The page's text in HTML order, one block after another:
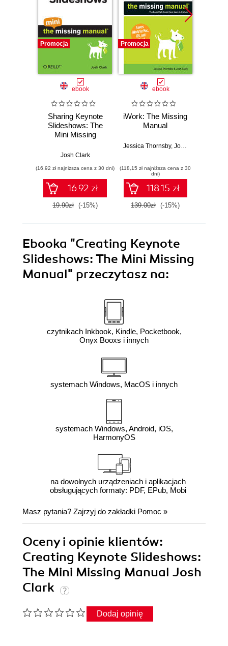
Promocja
ebook
Sharing Keynote
Slideshows: The
Mini Missing
Josh Clark
(16,92 zł najniższa cena z 30 dni)
16.92 zł
19.90zł (-15%)
Promocja
ebook
iWork: The Missing
Manual
Jessica Thornsby, Josh Clark
(118,15 zł najniższa cena z 30
dni)
118.15 zł
139.00zł (-15%)
Ebooka "Creating Keynote
Slideshows: The Mini Missing
Manual" przeczytasz na:
czytnikach Inkbook, Kindle, Pocketbook,
Onyx Booxs i innych
systemach Windows, MacOS i innych
systemach Windows, Android, iOS,
HarmonyOS
na dowolnych urządzeniach i aplikacjach
obsługujących formaty: PDF, EPub, Mobi
Masz pytania? Zajrzyj do zakładki Pomoc »
Oceny i opinie klientów:
Creating Keynote Slideshows:
The Mini Missing Manual Josh
Clark
Dodaj opinię